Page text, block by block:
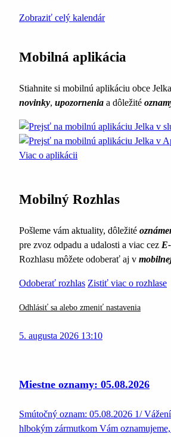
Zobraziť celý kalendár
Mobilná aplikácia
Stiahnite si mobilnú aplikáciu obce
novinky, upozornenia a dôležité
Viac o aplikácii
Mobilný Rozhlas
Pošleme vám aktuality, dôležité
pre zvoz odpadu a udalosti a viac cez
Rozhlasu môžete odoberať aj v
Odoberať rozhlas Zistiť viac o rozhlase
Odhlásiť sa alebo zmeniť nastavenia
5. augusta 2026 13:10
Miestne oznamy: 05.08.2026
Smútočný oznam: 05.08.2026 1/
hlbokým zármutkom Vám